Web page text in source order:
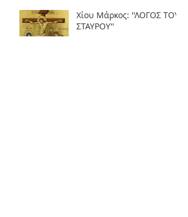
Χίου Μάρκος: ''ΛΟΓΟΣ ΤΟΥ
ΣΤΑΥΡΟΥ''